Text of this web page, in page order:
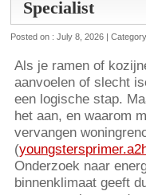
Specialist
Posted on : July 8, 2026 |
Als je ramen of
aanvoelen of slecht
een logische stap.
het aan, en waarom
vervangen
(
Onderzoek naar
binnenklimaat geeft